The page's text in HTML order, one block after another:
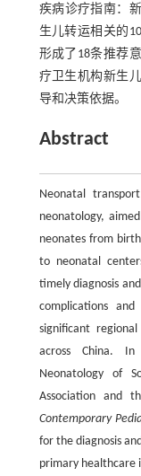
疾病诊疗指南：
生儿转运相关的
形成了18条推荐
疗卫生机构新生
导和决策依据。
Abstract
Neonatal
neonatology,
neonates from
to neonatal
timely diagnosis
complications
significant
across China.
Neonatology of
Association and
Contemporary
for the diagnosis
primary healthcare